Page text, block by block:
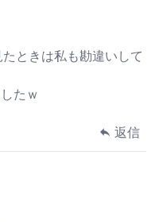
ときは私も勘違いして
たｗ
返信